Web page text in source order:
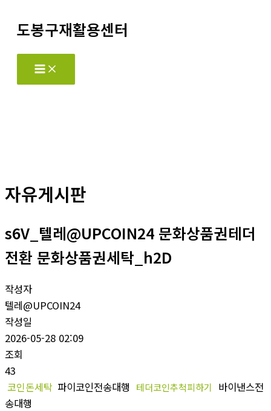
도봉구재활용센터
Main
Menu
자유게시판
s6V_텔레@UPCOIN24 문화상품권테더
전환 문화상품권세탁_h2D
작성자
텔레@UPCOIN24
작성일
2026-05-28 02:09
조회
43
코인돈세탁 파이코인전송대행 테더코인추척피하기
바이낸스전
송대행